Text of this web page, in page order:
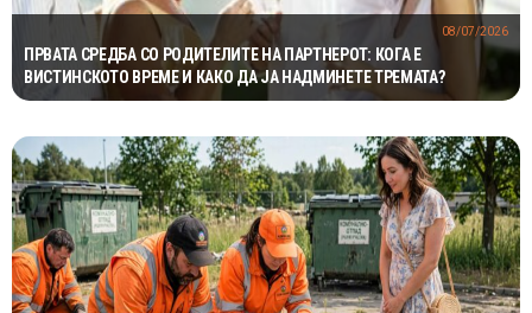
ПРВАТА СРЕДБА СО РОДИТЕЛИТЕ НА ПАРТНЕРОТ: КОГА Е
ВИСТИНСКОТО ВРЕМЕ И КАКО ДА ЈА НАДМИНЕТЕ ТРЕМАТА?
08/07/2026